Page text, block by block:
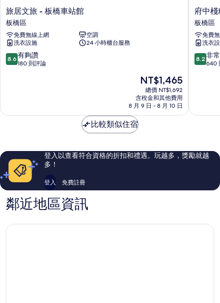
旅
居
文
旅
-
板
橋
區
旅居文旅 - 板橋車站館
板橋區
免費無線上網
空調
洗衣設施
24 小時櫃台服務
8.6
分，
夠
評
論
8.6 有夠讚
180 則評論
現
在
價
格
為
NT$1,465
總價 NT$1,692
含稅金和其他費用
8 月 9 日 - 8 月 10 日
府
中
棧
精
品
商
旅
府中
板橋區
免費
洗衣
8.2
分，
常
評
論
8.2 非
640
比較類似住宿
登入以查看符合資格的折扣和禮遇。玩越多，獎勵就越
多！
登入 免費註冊
鄰近地區資訊